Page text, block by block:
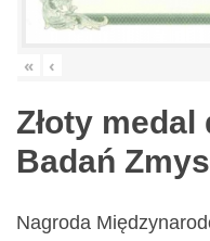
« ‹
Złoty
Badań
Nagroda